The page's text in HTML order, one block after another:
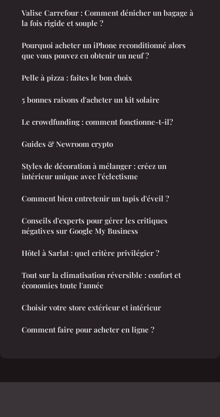
Valise Carrefour : Comment dénicher un bagage à
la fois rigide et souple ?
Pourquoi acheter un iPhone reconditionné alors
que vous pouvez en obtenir un neuf ?
Pelle à pizza : faites le bon choix
5 bonnes raisons d'acheter un kit solaire
Le crowdfunding : comment fonctionne-t-il?
Guides & Newroom crypto
Styles de décoration à mélanger : créez un
intérieur unique avec l'éclectisme
Comment bien entretenir un tapis d'éveil ?
Conseils d'experts pour gérer les critiques
négatives sur Google My Business
Hôtel à Sarlat : quel critère privilégier ?
Tout sur la climatisation réversible : confort et
économies toute l'année
Choisir votre store extérieur et intérieur
Comment faire pour acheter en ligne ?